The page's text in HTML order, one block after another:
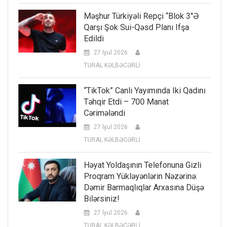
Məşhur Türkiyəli Repçi “Blok 3″ə
Qarşı Şok Sui-Qəsd Planı Ifşa
Edildi
27 İyul 2026
TURAL KƏLBƏCƏRLİ
“TikTok” Canlı Yayımında Iki Qadını
Təhqir Etdi – 700 Manat
Cərimələndi
27 İyul 2026
TURAL KƏLBƏCƏRLİ
Həyat Yoldaşının Telefonuna Gizli
Proqram Yükləyənlərin Nəzərinə:
Dəmir Barmaqlıqlar Arxasına Düşə
Bilərsiniz!
27 İyul 2026
TURAL KƏLBƏCƏRLİ